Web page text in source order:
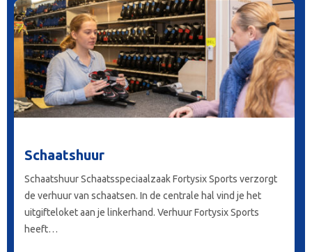
Schaatshuur
Schaatshuur Schaatsspeciaalzaak Fortysix Sports verzorgt
de verhuur van schaatsen. In de centrale hal vind je het
uitgifteloket aan je linkerhand. Verhuur Fortysix Sports
heeft…